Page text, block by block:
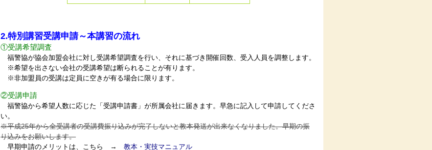
2.特別講習受講申請～本講習の流れ
①受講希望調査
福警協が協会加盟会社に対し受講希望調査を行い、それに基づき開催回数、受入人員を調整します。
※希望を出さない会社の受講希望は断られることが有ります。
※非加盟員の受講は定員に空きが有る場合に限ります。
②受講申請
福警協から希望人数に応じた「受講申請書」が所属会社に届きます。早急に記入して申請してくださ
い。
※平成25年から全受講者の受講費振り込みが完了しないと教本発送が出来なくなりました。早期の振
り込みをお願いします。
早期申請のメリットは、こちら → 教本・実技マニュアル